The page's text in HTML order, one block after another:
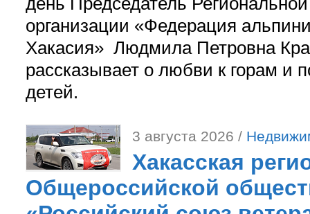
организации «Федерация
Хакасия» Людмила Петровна
рассказывает о любви к горам и
детей.
3 августа 2026 /
Хакасская
Общероссийской